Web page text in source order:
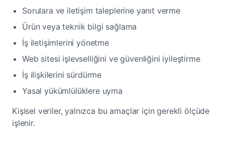
Sorulara ve iletişim taleplerine yanıt verme
Ürün veya teknik bilgi sağlama
İş iletişimlerini yönetme
Web sitesi işlevselliğini ve güvenliğini iyileştirme
İş ilişkilerini sürdürme
Yasal yükümlülüklere uyma
Kişisel veriler, yalnızca bu amaçlar için gerekli ölçüde
işlenir.